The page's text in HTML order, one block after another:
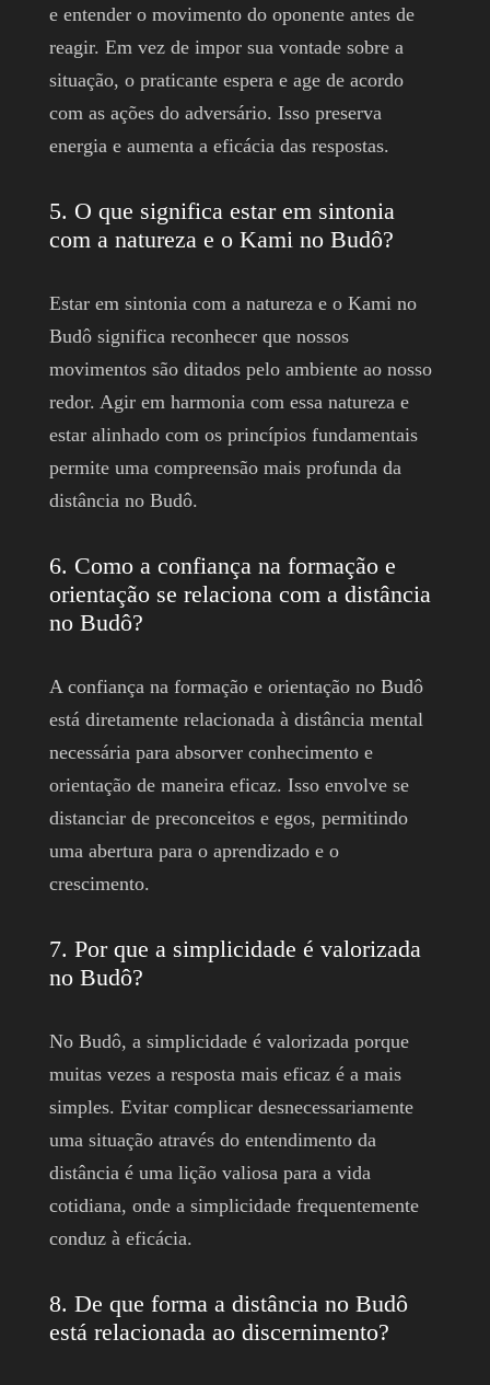
e entender o movimento do oponente antes de
reagir. Em vez de impor sua vontade sobre a
situação, o praticante espera e age de acordo
com as ações do adversário. Isso preserva
energia e aumenta a eficácia das respostas.
5. O que significa estar em sintonia
com a natureza e o Kami no Budô?
Estar em sintonia com a natureza e o Kami no
Budô significa reconhecer que nossos
movimentos são ditados pelo ambiente ao nosso
redor. Agir em harmonia com essa natureza e
estar alinhado com os princípios fundamentais
permite uma compreensão mais profunda da
distância no Budô.
6. Como a confiança na formação e
orientação se relaciona com a distância
no Budô?
A confiança na formação e orientação no Budô
está diretamente relacionada à distância mental
necessária para absorver conhecimento e
orientação de maneira eficaz. Isso envolve se
distanciar de preconceitos e egos, permitindo
uma abertura para o aprendizado e o
crescimento.
7. Por que a simplicidade é valorizada
no Budô?
No Budô, a simplicidade é valorizada porque
muitas vezes a resposta mais eficaz é a mais
simples. Evitar complicar desnecessariamente
uma situação através do entendimento da
distância é uma lição valiosa para a vida
cotidiana, onde a simplicidade frequentemente
conduz à eficácia.
8. De que forma a distância no Budô
está relacionada ao discernimento?